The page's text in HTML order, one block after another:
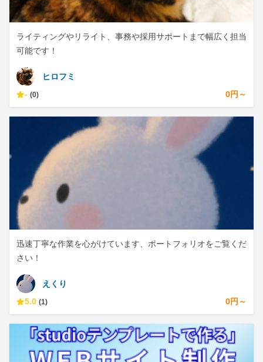
ライティングやリライト、事務や採用サポートまで幅広く担当
可能です！
ヒロフミ
- (0) 0円～
迅速丁寧な作業を心がけています、ポートフォリオをご覧くだ
さい！
えくり
5.0 (1) 0円～